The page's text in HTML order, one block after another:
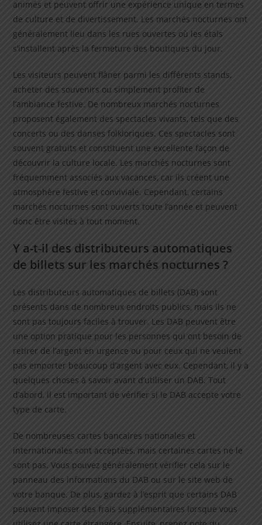
animés et peuvent offrir une expérience unique en termes
de culture et de divertissement. Les marchés nocturnes ont
généralement lieu dans les rues ouvertes où les étals
s’installent après la fermeture des boutiques du jour.
Les visiteurs peuvent flâner parmi les différents stands,
acheter des souvenirs ou simplement profiter de
l’ambiance festive. De nombreux marchés nocturnes
proposent également des spectacles vivants, tels que des
concerts ou des danses folkloriques. Ces spectacles sont
souvent gratuits et constituent une excellente façon de
découvrir la culture locale. Les marchés nocturnes sont
fréquemment associés aux vacances, car ils créent une
atmosphère festive et conviviale. Cependant, certains
marchés nocturnes sont ouverts toute l’année et peuvent
donc être visités à tout moment.
Y a-t-il des distributeurs automatiques
de billets sur les marchés nocturnes ?
Les distributeurs automatiques de billets (DAB) sont
présents dans de nombreux endroits publics, mais ils ne
sont pas toujours faciles à trouver. Les DAB peuvent être
une option pratique pour les personnes qui ont besoin de
retirer de l’argent en urgence ou pour ceux qui ne veulent
pas emporter beaucoup d’argent avec eux. Cependant, il y a
quelques choses à savoir avant d’utiliser un DAB. Tout
d’abord, il est important de vérifier si le DAB accepte votre
type de carte.
De nombreuses cartes bancaires nationales et
internationales sont acceptées, mais certaines cartes ne le
sont pas. Vous pouvez généralement vérifier cela sur le
panneau des informations du DAB ou sur le site web de
votre banque. De plus, gardez à l’esprit que certains DAB
peuvent imposer des frais supplémentaires lorsque vous